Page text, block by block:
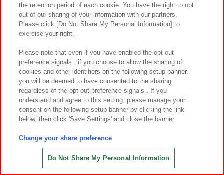
たまごっち めちゃもふぐっとぬいぐ
12日～登場
たまごっち めちゃもふぐっとぬいぐ
2026年6月12日～登場
the retention period of each cookie. You have the right to opt
out of our sharing of your information with our partners.
Please click [Do Not Share My Personal Information] to
exercise your right.
Please note that even if you have enabled the opt-out
preference signals , if you choose to allow the sharing of
cookies and other identifiers on the following setup banner,
you will be deemed to have consented to the sharing
regardless of the opt-out preference signals . If you
understand and agree to this setting, please manage your
consent on the following setup banner by clicking the link
below, then click 'Save Settings' and close the banner.
Change your share preference
Do Not Share My Personal Information